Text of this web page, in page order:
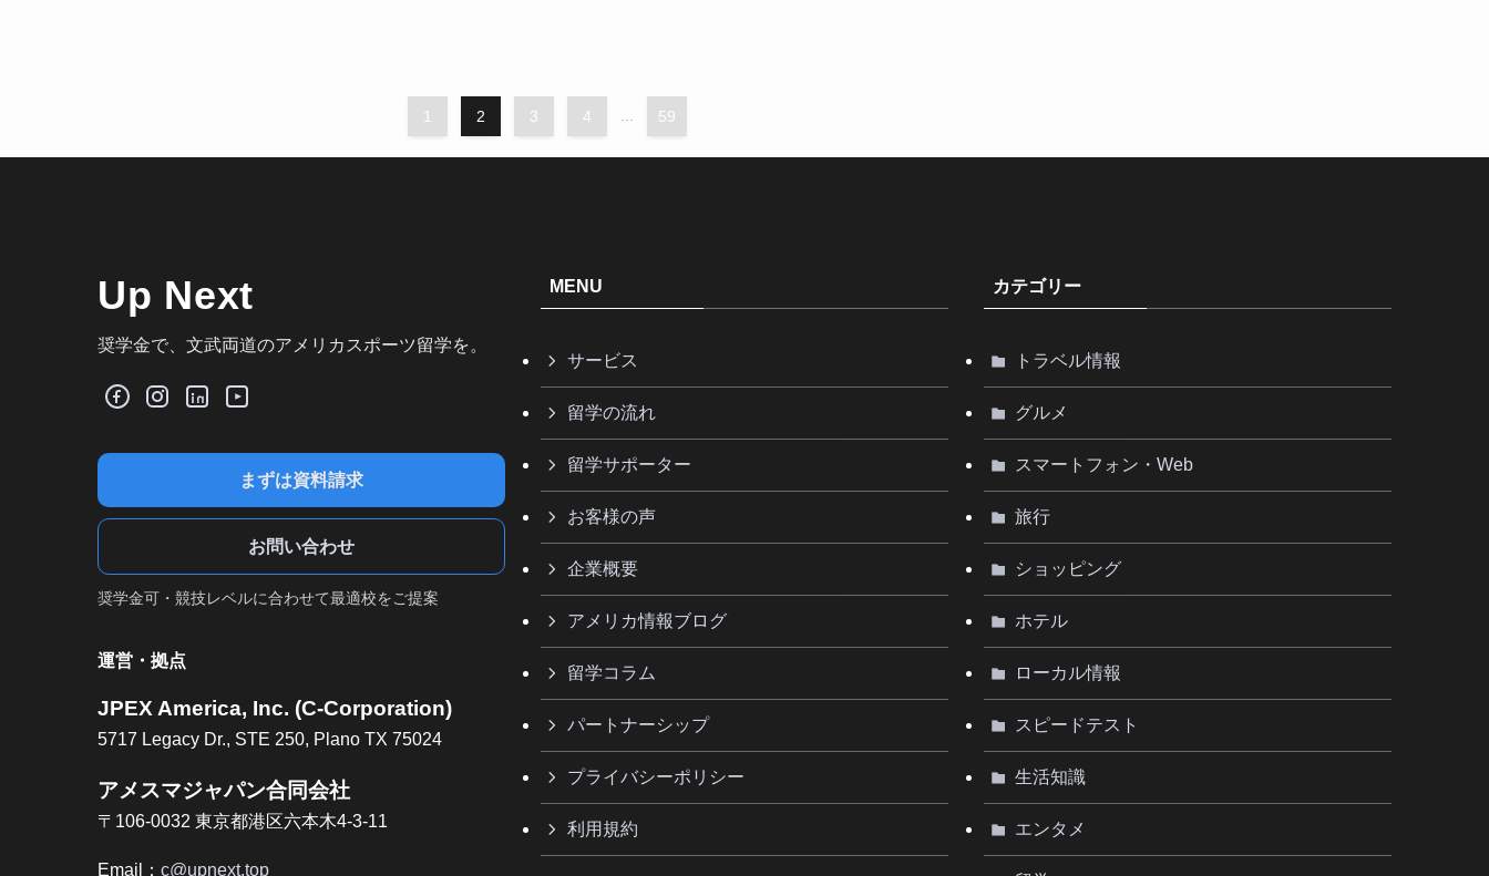
1 2 3 4 59
Up Next
奨学金で、文武両道のアメリカスポーツ留学を。
まずは資料請求
お問い合わせ
奨学金可・競技レベルに合わせて最適校をご提案
運営・拠点
JPEX America, Inc. (C-Corporation)
5717 Legacy Dr., STE 250, Plano TX 75024
アメスマジャパン合同会社
〒106-0032 東京都港区六本木4-3-11
Email： c@upnext.top
MENU
サービス
留学の流れ
留学サポーター
お客様の声
企業概要
アメリカ情報ブログ
留学コラム
パートナーシップ
プライバシーポリシー
利用規約
カテゴリー
トラベル情報
グルメ
スマートフォン・Web
旅行
ショッピング
ホテル
ローカル情報
スピードテスト
生活知識
エンタメ